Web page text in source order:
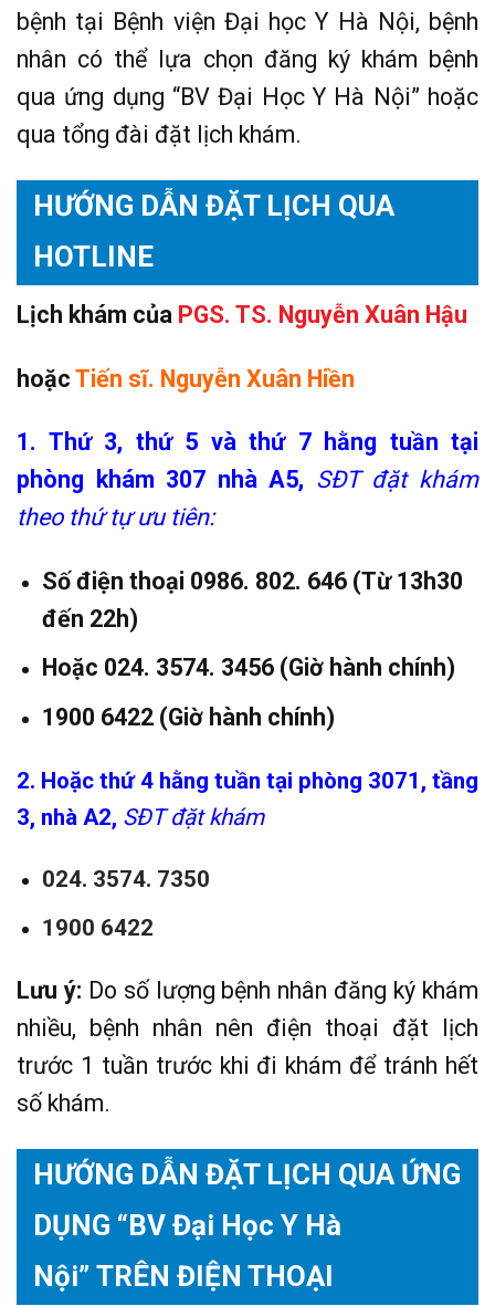
bệnh tại Bệnh viện Đại học Y Hà Nội, bệnh
nhân có thể lựa chọn đăng ký khám bệnh
qua ứng dụng “BV Đại Học Y Hà Nội” hoặc
qua tổng đài đặt lịch khám.
HƯỚNG DẪN ĐẶT LỊCH QUA
HOTLINE
Lịch khám của PGS. TS. Nguyễn Xuân Hậu
hoặc Tiến sĩ. Nguyễn Xuân Hiền
1. Thứ 3, thứ 5 và thứ 7 hằng tuần tại
phòng khám 307 nhà A5, SĐT đặt khám
theo thứ tự ưu tiên:
Số điện thoại 0986. 802. 646 (Từ 13h30
đến 22h)
Hoặc 024. 3574. 3456 (Giờ hành chính)
1900 6422 (Giờ hành chính)
2. Hoặc thứ 4 hằng tuần tại phòng 3071, tầng
3, nhà A2, SĐT đặt khám
024. 3574. 7350
1900 6422
Lưu ý: Do số lượng bệnh nhân đăng ký khám
nhiều, bệnh nhân nên điện thoại đặt lịch
trước 1 tuần trước khi đi khám để tránh hết
số khám.
HƯỚNG DẪN ĐẶT LỊCH QUA ỨNG
DỤNG “BV Đại Học Y Hà
Nội” TRÊN ĐIỆN THOẠI